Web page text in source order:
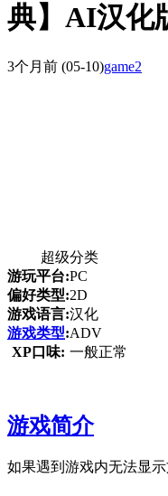
典】AI汉化
3个月前 (05-10)game2
超级分类
游玩平台:PC
偏好类型:2D
游戏语言:汉化
游戏类型:ADV
XP口味: 一般正常
游戏简介
如果遇到游戏内无法显